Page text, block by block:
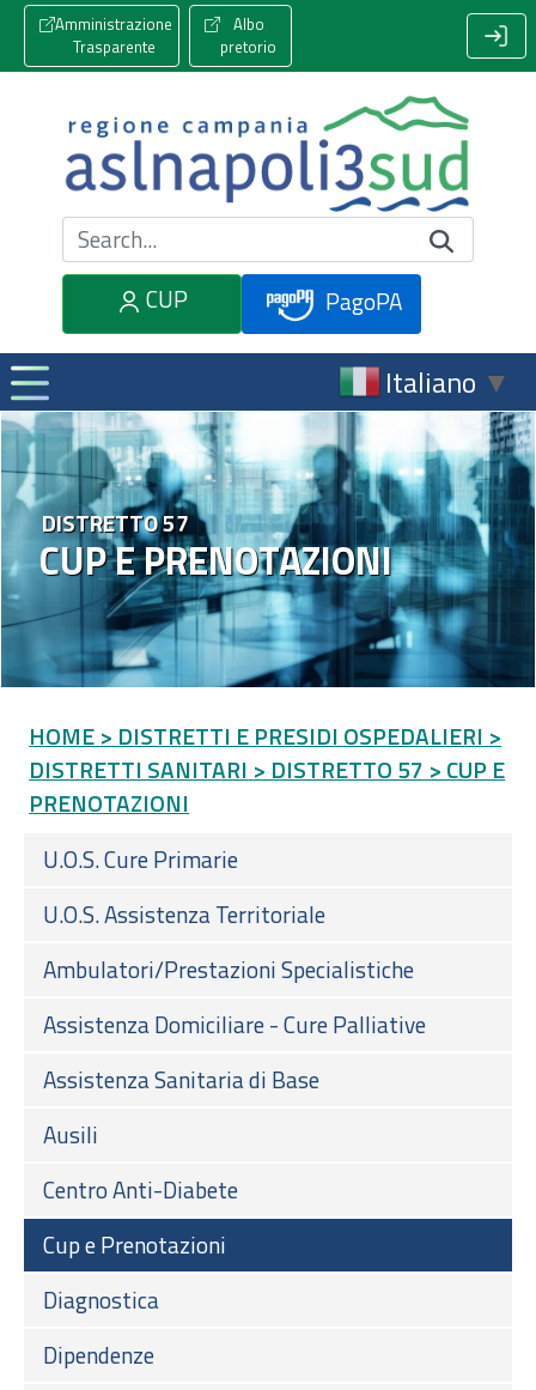
Amministrazione
Trasparente
Albo
pretorio
Cerca nel sito
CUP
PagoPA
Italiano ▼
CUP E PRENOTAZIONI
DISTRETTO 57
HOME > DISTRETTI E PRESIDI OSPEDALIERI >
DISTRETTI SANITARI > DISTRETTO 57 > CUP E
PRENOTAZIONI
U.O.S. Cure Primarie
U.O.S. Assistenza Territoriale
Ambulatori/Prestazioni Specialistiche
Assistenza Domiciliare - Cure Palliative
Assistenza Sanitaria di Base
Ausili
Centro Anti-Diabete
Cup e Prenotazioni
Diagnostica
Dipendenze